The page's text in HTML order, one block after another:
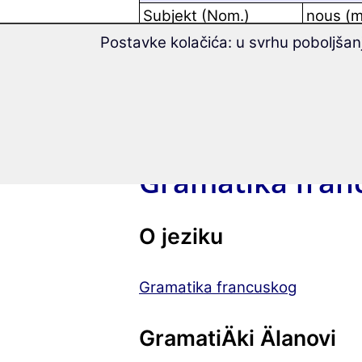
Subjekt (Nom.)
nous
Neizravni objekt (Dat.) nous
Gramatika
O jeziku
Gramatika francuskog
GramatiÄki Älanovi
Postavke kolačića: u svrhu